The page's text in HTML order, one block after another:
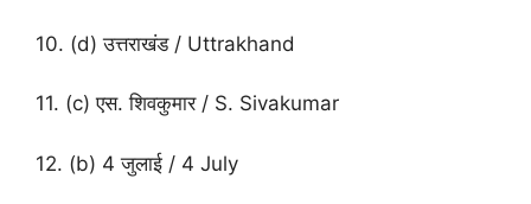
10. (d) उत्तराखंड / Uttrakhand
11. (c) एस. शिवकुमार / S. Sivakumar
12. (b) 4 जुलाई / 4 July